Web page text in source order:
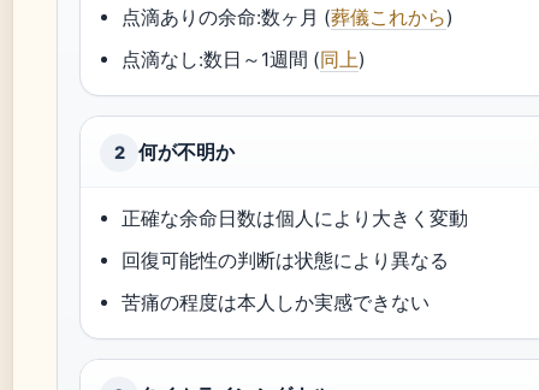
点滴ありの余命:数ヶ月 (葬儀これから)
点滴なし:数日～1週間 (同上)
2 何が不明か
正確な余命日数は個人により大きく変動
回復可能性の判断は状態により異なる
苦痛の程度は本人しか実感できない